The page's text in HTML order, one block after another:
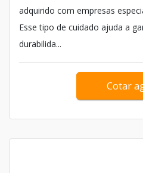
adquirido com empresas
Esse tipo de cuidado ajuda a
durabilida...
Cotar